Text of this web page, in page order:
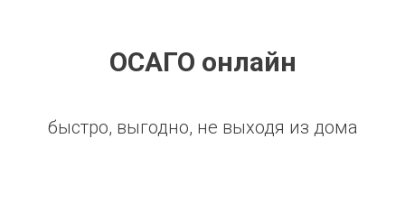
ОСАГО онлайн
быстро, выгодно, не выходя из дома